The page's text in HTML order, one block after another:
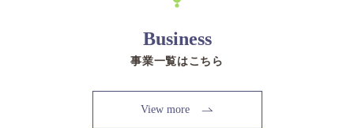
Business
事業一覧はこちら
View more